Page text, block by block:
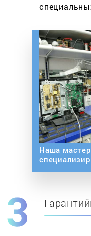
Наша